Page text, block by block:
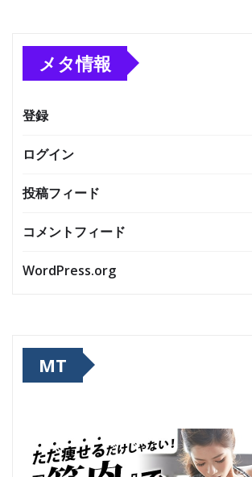
メタ情報
登録
ログイン
投稿フィード
コメントフィード
WordPress.org
MT